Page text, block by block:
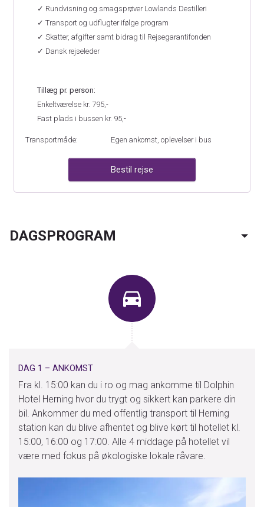
✓ Rundvisning og smagsprøver Lowlands Destilleri
✓ Transport og udflugter ifølge program
✓ Skatter, afgifter samt bidrag til Rejsegarantifonden
✓ Dansk rejseleder
Tillæg pr. person:
Enkeltværelse kr. 795,-
Fast plads i bussen kr. 95,-
Transportmåde: Egen ankomst, oplevelser i bus
Bestil rejse
info@dolphinrejser.dk
DolphinRejser
Dolphin Rejser A/S
Kontaktformular Ring til os
DAGSPROGRAM
DAG 1 – ANKOMST
Fra kl. 15:00 kan du i ro og mag ankomme til Dolphin
Hotel Herning hvor du trygt og sikkert kan parkere din
bil. Ankommer du med offentlig transport til Herning
station kan du blive afhentet og blive kørt til hotellet kl.
15:00, 16:00 og 17:00. Alle 4 middage på hotellet vil
være med fokus på økologiske lokale råvare.